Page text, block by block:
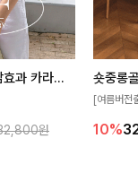
[재구매율1위] 냉감효과 카라니트
에도 시원하게
원
[여름버전
숏·기본·
10%